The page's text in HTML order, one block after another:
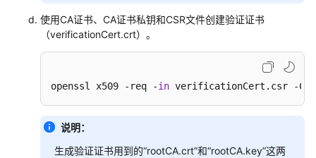
证
静
态
略
放
示
例
使用CA证书、CA证书私钥和CSR文件创建验证证书
（verificationCert.crt）。
openssl x509 -req -in verificationCert.csr -CA
说明：
生成验证证书用到的“rootCA.crt”和“rootCA.key”这两